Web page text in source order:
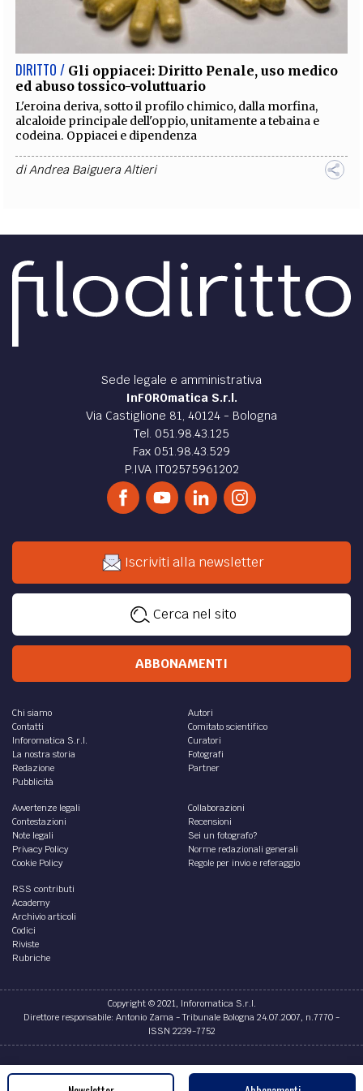
EXTRA
LIBRI PROCEEDINGS
SOCIAL MEDIA
DIRITTO / Gli oppiacei: Diritto Penale, uso medico
ed abuso tossico-voluttuario
L'eroina deriva, sotto il profilo chimico, dalla morfina,
alcaloide principale dell'oppio, unitamente a tebaina e
codeina. Oppiacei e dipendenza
diAndrea Baiguera Altieri
Sede legale e amministrativa
InFOROmatica S.r.l.
Via Castiglione 81, 40124 - Bologna
Tel. 051.98.43.125
Fax 051.98.43.529
P.IVA IT02575961202
Iscriviti alla newsletter
Cerca nel sito
ABBONAMENTI
Chi siamo
Contatti
Inforomatica S.r.l.
La nostra storia
Redazione
Pubblicità
Autori
Comitato scientifico
Curatori
Fotografi
Partner
Avvertenze legali
Contestazioni
Note legali
Privacy Policy
Cookie Policy
Collaborazioni
Recensioni
Sei un fotografo?
Norme redazionali generali
Regole per invio e referaggio
RSS contributi
Academy
Archivio articoli
Codici
Riviste
Rubriche
Copyright © 2021, Inforomatica S.r.l.
Direttore responsabile: Antonio Zama - Tribunale Bologna 24.07.2007, n.7770 -
ISSN 2239-7752
Credits